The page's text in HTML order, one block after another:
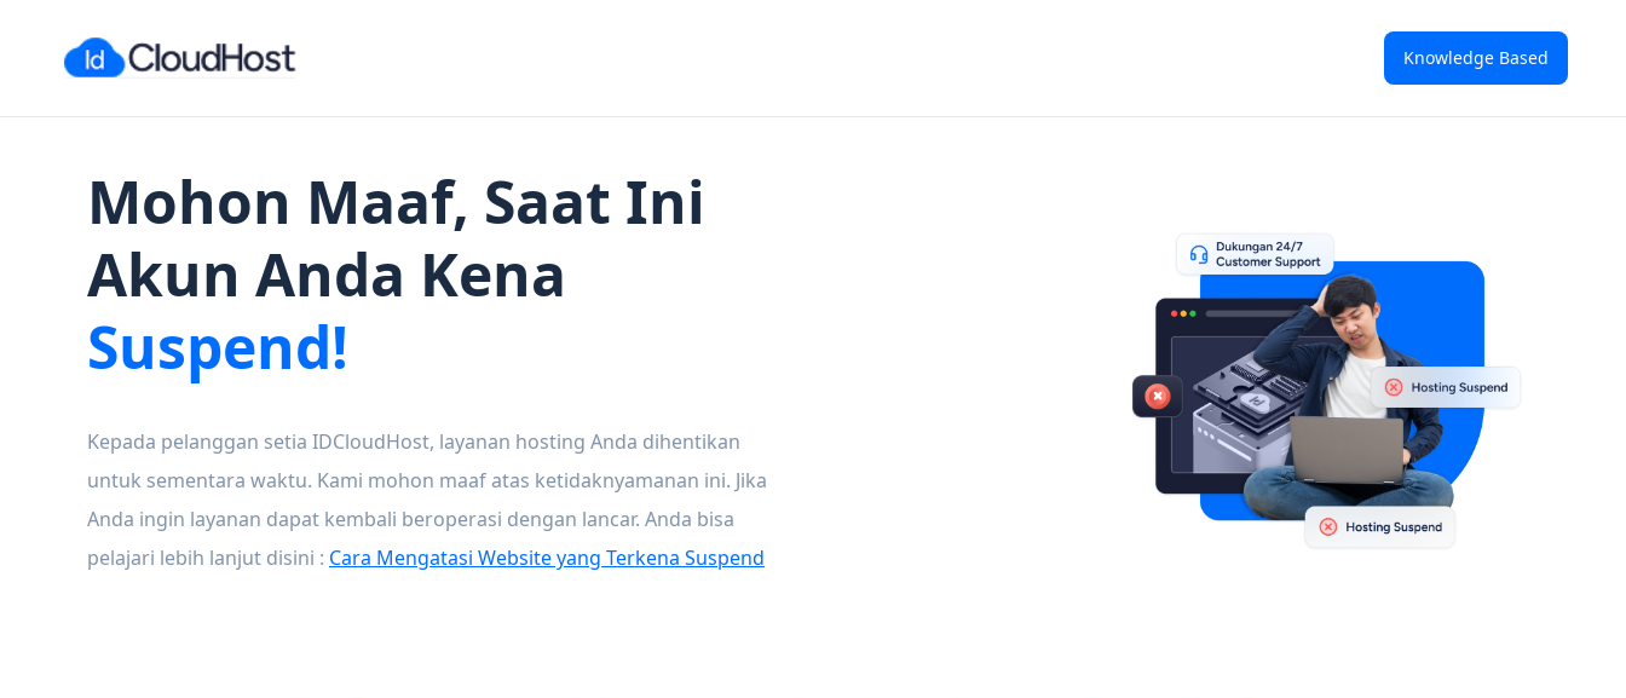
Knowledge Based
Mohon Maaf, Saat Ini
Akun Anda Kena
Suspend!
Kepada pelanggan setia IDCloudHost, layanan hosting Anda dihentikan
untuk sementara waktu. Kami mohon maaf atas ketidaknyamanan ini. Jika
Anda ingin layanan dapat kembali beroperasi dengan lancar. Anda bisa
pelajari lebih lanjut disini : Cara Mengatasi Website yang Terkena Suspend